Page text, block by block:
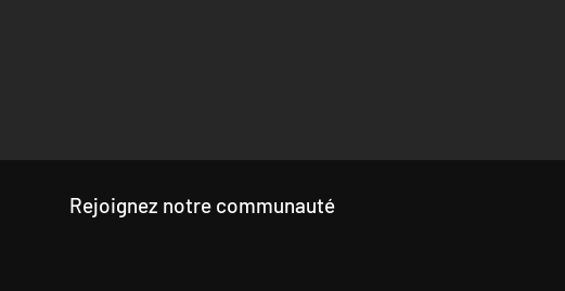
Rejoignez notre communauté